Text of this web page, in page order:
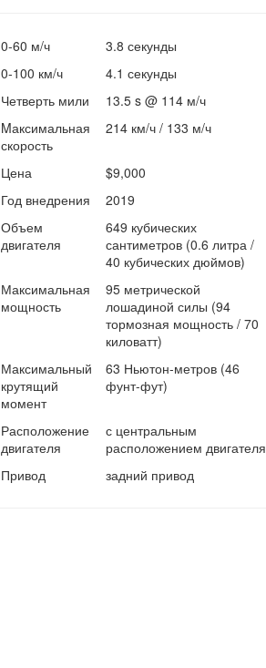
0-60 м/ч
3.8 секунды
0-100 км/ч
4.1 секунды
Четверть мили
13.5 s @ 114 м/ч
Mаксимальная
скорость
214 км/ч / 133 м/ч
Цена
$9,000
Год внедрения
2019
Объем
двигателя
649 кубических
сантиметров (0.6 литра /
40 кубических дюймов)
Максимальная
мощность
95 метрической
лошадиной силы (94
тормозная мощность / 70
киловатт)
Максимальный
крутящий
момент
63 Ньютон-метров (46
фунт-фут)
Расположение
двигателя
с центральным
расположением двигателя
Привод
задний привод